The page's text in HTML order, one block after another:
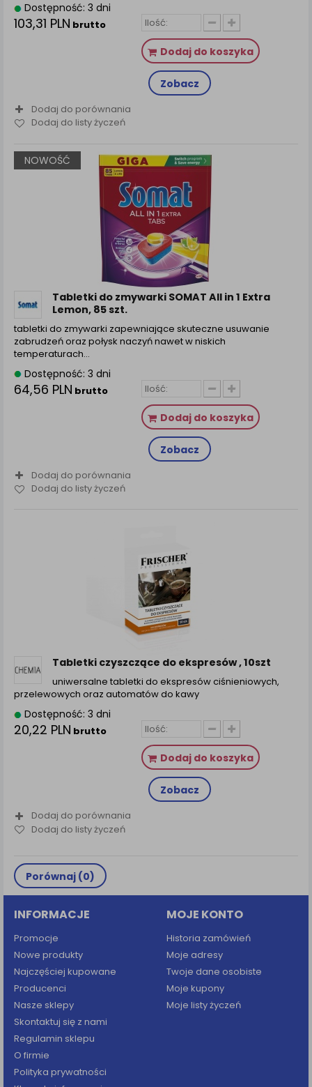
Dostępność: 3 dni
103,31 PLN brutto
Dodaj do koszyka
Zobacz
Dodaj do porównania
Dodaj do listy życzeń
NOWOŚĆ
Tabletki do zmywarki SOMAT All in 1 Extra
Lemon, 85 szt.
tabletki do zmywarki zapewniające skuteczne usuwanie
zabrudzeń oraz połysk naczyń nawet w niskich
temperaturach…
Dostępność: 3 dni
64,56 PLN brutto
Dodaj do koszyka
Zobacz
Dodaj do porównania
Dodaj do listy życzeń
Tabletki czyszczące do ekspresów , 10szt
uniwersalne tabletki do ekspresów ciśnieniowych,
przelewowych oraz automatów do kawy
Dostępność: 3 dni
20,22 PLN brutto
Dodaj do koszyka
Zobacz
Dodaj do porównania
Dodaj do listy życzeń
Porównaj (0)
INFORMACJE
Promocje
Nowe produkty
Najczęściej kupowane
Producenci
Nasze sklepy
Skontaktuj się z nami
Regulamin sklepu
O firmie
Polityka prywatności
MOJE KONTO
Historia zamówień
Moje adresy
Twoje dane osobiste
Moje kupony
Moje listy życzeń